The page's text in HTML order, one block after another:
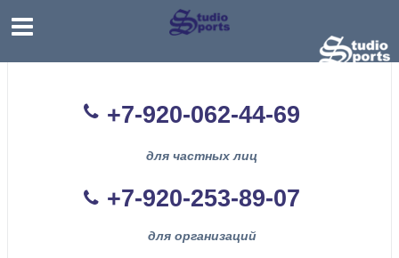
+7-920-062-44-69
для частных лиц
+7-920-253-89-07
для организаций